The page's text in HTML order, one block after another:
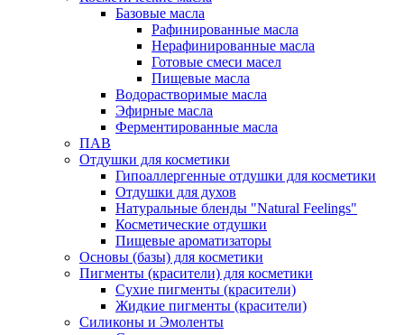
Базовые масла
Рафинированные масла
Нерафинированные масла
Готовые смеси масел
Пищевые масла
Водорастворимые масла
Эфирные масла
Ферментированные масла
ПАВ
Отдушки для косметики
Гипоаллергенные отдушки для косметики
Отдушки для духов
Натуральные бленды "Natural Feelings"
Косметические отдушки
Пищевые ароматизаторы
Основы (базы) для косметики
Пигменты (красители) для косметики
Сухие пигменты (красители)
Жидкие пигменты (красители)
Силиконы и Эмоленты